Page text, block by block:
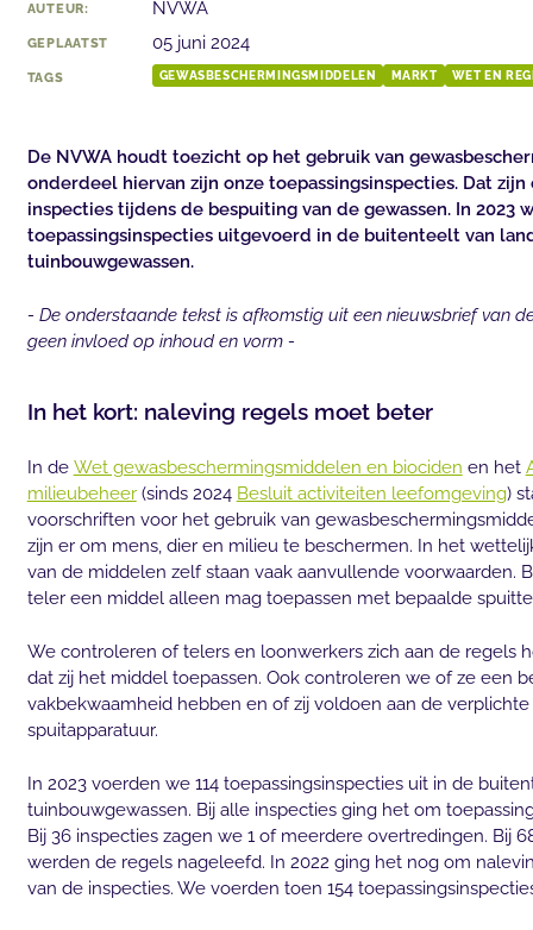
AUTEUR: NVWA
GEPLAATST 05 juni 2024
TAGS GEWASBESCHERMINGSMIDDELEN MARKT WET EN
De NVWA houdt toezicht op het gebruik van
onderdeel hiervan zijn onze toepassingsinspecties. Dat
inspecties tijdens de bespuiting van de gewassen. In 2023
toepassingsinspecties uitgevoerd in de buitenteelt van
tuinbouwgewassen.
- De onderstaande tekst is afkomstig uit een nieuwsbrief van
geen invloed op inhoud en vorm -
In het kort: naleving regels moet beter
In de Wet gewasbeschermingsmiddelen en biociden en het
milieubeheer(sinds 2024 Besluit activiteiten leefomgeving)
voorschriften voor het gebruik van
zijn er om mens, dier en milieu te beschermen. In het
van de middelen zelf staan vaak aanvullende voorwaarden.
teler een middel alleen mag toepassen met bepaalde
We controleren of telers en loonwerkers zich aan de regels
dat zij het middel toepassen. Ook controleren we of ze een
vakbekwaamheid hebben en of zij voldoen aan de
spuitapparatuur.
In 2023 voerden we 114 toepassingsinspecties uit in de
tuinbouwgewassen. Bij alle inspecties ging het om
Bij 36 inspecties zagen we 1 of meerdere overtredingen. Bij
werden de regels nageleefd. In 2022 ging het nog om
van de inspecties. We voerden toen 154